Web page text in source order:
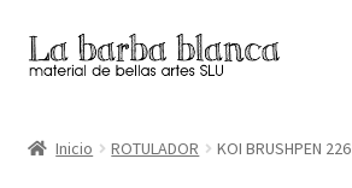
Ir
a
navegación
Ir
al
Inicio ROTULADOR KOI BRUSHPEN 226